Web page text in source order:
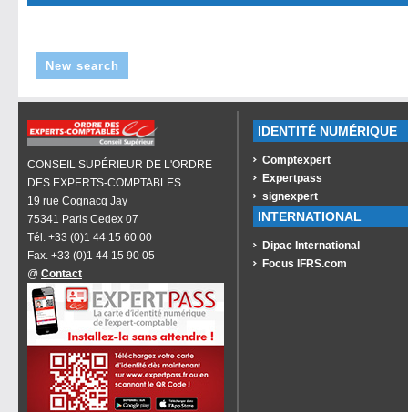
New search
CONSEIL SUPÉRIEUR DE L'ORDRE
DES EXPERTS-COMPTABLES
19 rue Cognacq Jay
75341 Paris Cedex 07
Tél. +33 (0)1 44 15 60 00
Fax. +33 (0)1 44 15 90 05
@ Contact
IDENTITÉ NUMÉRIQUE
Comptexpert
Expertpass
signexpert
INTERNATIONAL
Dipac International
Focus IFRS.com